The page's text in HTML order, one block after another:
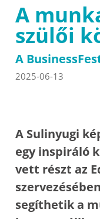
A
szülői
A
2025-06-13
A Sulinyugi
egy inspiráló
vett részt az
segíthetik a